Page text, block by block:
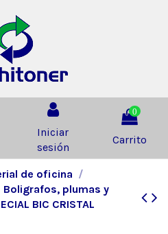
Iniciar
sesión
0
Carrito
de oficina
Boligrafos, plumas y
BIC CRISTAL